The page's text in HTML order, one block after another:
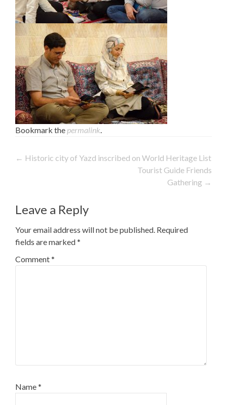
Bookmark the permalink.
Post
← Historic city of Yazd inscribed on World Heritage List
Tourist Guide Friends
Gathering →
Leave a Reply
Your email address will not be published. Required
fields are marked*
Comment*
Name*